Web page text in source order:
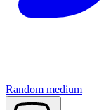
Random medium